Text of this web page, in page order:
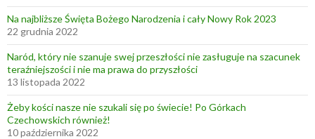
Na najbliższe Święta Bożego Narodzenia i cały Nowy Rok 2023
22 grudnia 2022
Naród, który nie szanuje swej przeszłości nie zasługuje na szacunek
teraźniejszości i nie ma prawa do przyszłości
13 listopada 2022
Żeby kości nasze nie szukali się po świecie! Po Górkach
Czechowskich również!
10 października 2022